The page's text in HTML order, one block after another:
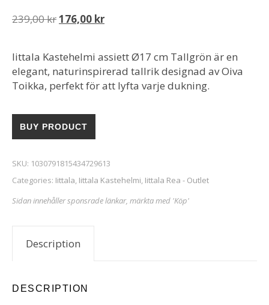
239,00krOriginal price was: 239,00 kr.
176,00 krCurrent price is: 176,00 kr.
Iittala Kastehelmi assiett Ø17 cm Tallgrön är en
elegant, naturinspirerad tallrik designad av Oiva
Toikka, perfekt för att lyfta varje dukning.
BUY PRODUCT
SKU: 1030791815434729613
Categories: Iittala, Iittala Kastehelmi, Iittala Rea - Outlet
Sidan innehåller sponsrade länkar, märkta med 'Köp'
Description
DESCRIPTION